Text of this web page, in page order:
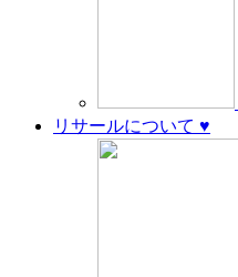
リサールについて ♥︎